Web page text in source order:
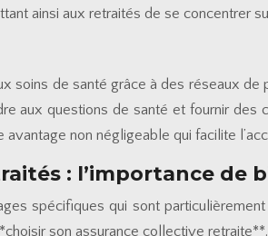
ainsi aux retraités de se concentrer
soins de santé grâce à des réseaux
aux questions de santé et fournir
non négligeable qui facilite
: l’importance de
spécifiques qui sont
son assurance collective retraite**.